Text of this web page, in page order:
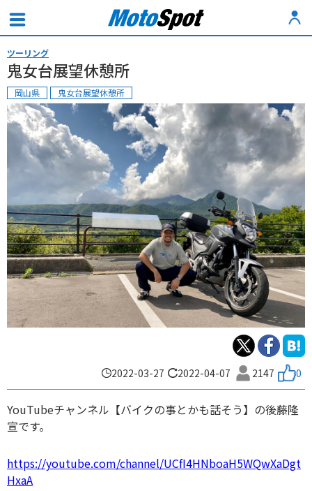
ツーリング
鬼女台展望休憩所
岡山県 鬼女台展望休憩所
2022-03-27 2022-04-07 2147 0
YouTubeチャンネル【バイクの事とかも話そう】の後藤隆
宣です。
https://youtube.com/channel/UCfI4HNboaH5WQwXaDgt
HxaA